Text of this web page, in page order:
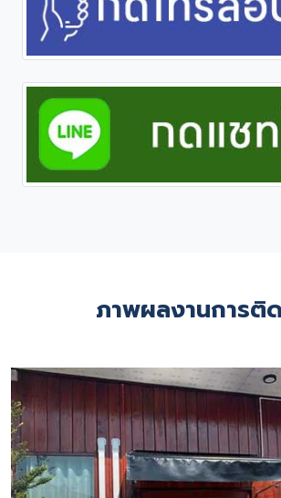
ภาพผลงานการติ